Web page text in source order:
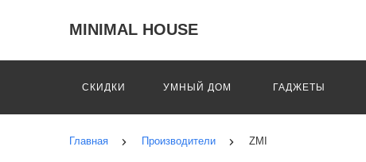
MINIMAL HOUSE
СКИДКИ УМНЫЙ ДОМ ГАДЖЕТЫ
Главная Производители ZMI